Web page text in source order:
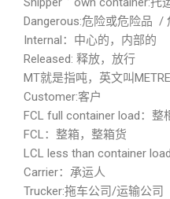
Dangerous:危险或危险品 /
Internal：中心的，内部的
Released: 释放，放行
MT就是指吨，英文叫
Customer:客户
FCL full container load：
FCL：整箱，整箱货
LCL less than container
Carrier：承运人
Trucker:拖车公司/运输公司